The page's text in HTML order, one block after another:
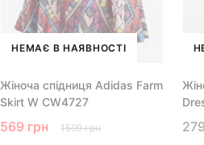
НЕМАЄ В НАЯВНОСТІ
Жіноча спідниця Adidas Farm
Skirt W CW4727
569 грн 1599 грн